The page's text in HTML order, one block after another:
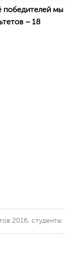
победителей мы
– 18
2016, студенты